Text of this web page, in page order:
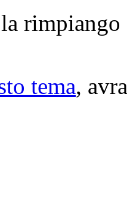
tema,